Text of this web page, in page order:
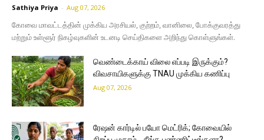
Sathiya Priya - Aug 07, 2026
கோவை மாவட்டத்தின் முக்கிய அரசியல், குற்றம், வானிலை, போக்குவரத்து
மற்றும் உள்ளூர் நிகழ்வுகளின் உடனடி செய்திகளை அறிந்து கொள்ளுங்கள்.
வெண்டைக்காய் விலை எப்படி இருக்கும்?
விவசாயிகளுக்கு TNAU முக்கிய கணிப்பு
Aug 07, 2026
ரேஷன் கார்டில் பயோ மெட்ரிக்; கோவையில்